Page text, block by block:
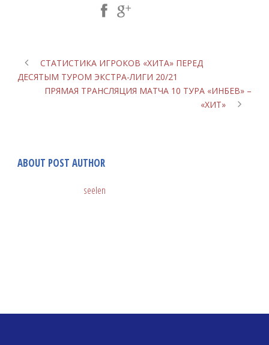
СТАТИСТИКА ИГРОКОВ «ХИТА» ПЕРЕД
ДЕСЯТЫМ ТУРОМ ЭКСТРА-ЛИГИ 20/21
ПРЯМАЯ ТРАНСЛЯЦИЯ МАТЧА 10 ТУРА «ИНБЕВ» –
«ХИТ»
ABOUT POST AUTHOR
seelen